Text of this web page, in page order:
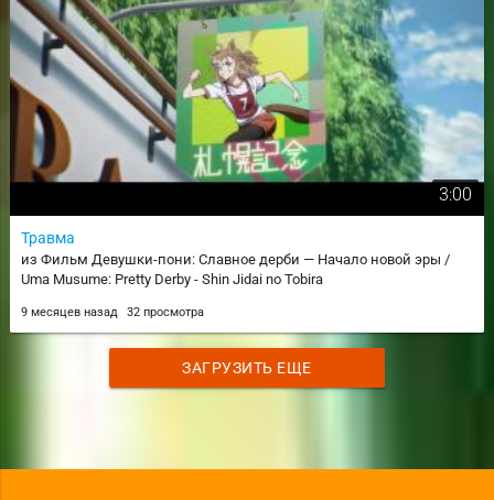
3:00
Травма
из Фильм Девушки-пони: Славное дерби — Начало новой эры /
Uma Musume: Pretty Derby - Shin Jidai no Tobira
9 месяцев назад 32 просмотра
ЗАГРУЗИТЬ ЕЩЕ